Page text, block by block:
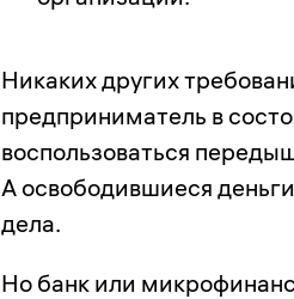
Никаких других
предприниматель в
воспользоваться
А освободившиеся
дела.
Но банк или